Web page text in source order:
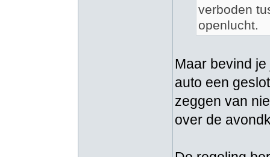
verboden
openlucht.
Maar bevind
auto een
zeggen van
over de